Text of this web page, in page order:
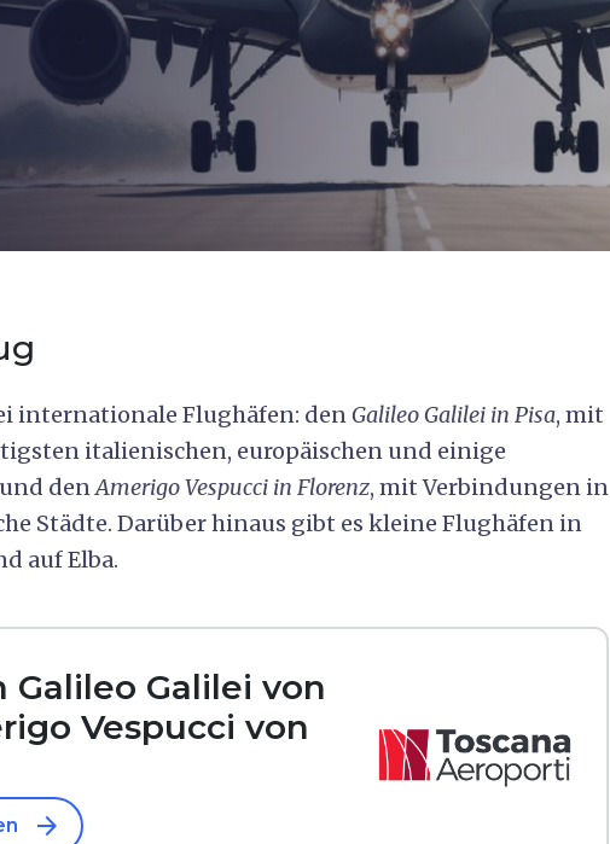
internationale Flughäfen: denGalileo Galilei in Pisa, mit
italienischen, europäischen und einige
und denAmerigo Vespucci in Florenz, mit Verbindungen in
Städte. Darüber hinaus gibt es kleine Flughäfen in
auf Elba.
Galileo Galilei von
Vespucci von
arrow_forward